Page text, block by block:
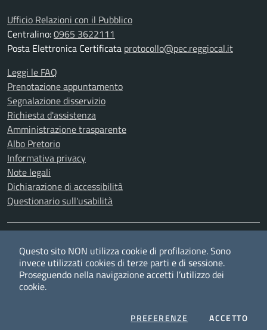
Ufficio Relazioni con il Pubblico
Centralino:0965 3622111
Posta Elettronica Certificata protocollo@pec.reggiocal.it
Leggi le FAQ
Prenotazione appuntamento
Segnalazione disservizio
Richiesta d'assistenza
Amministrazione trasparente
Albo Pretorio
Informativa privacy
Note legali
Dichiarazione di accessibilità
Questionario sull'usabilità
TwitterFacebookYouTubeRSS
Questo sito NON utilizza cookie di profilazione. Sono
invece utilizzati cookies di terze parti e di sessione.
Proseguendo nella navigazione accetti l’utilizzo dei
cookie.
PREFERENZE COOKIESACCETTOI